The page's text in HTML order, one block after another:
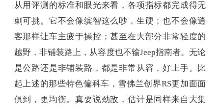
从用评测的标准和眼光来看，各项指标都完成得无
刺可挑。它不会像缤智这么吵，生硬；也不会像逍
客那样让车主疲于操控；甚至在大部分非常轻度的
越野，非铺装路上，从容度也不输Jeep指南者。无论
是公路还是非铺装路，都是非常从容，好上手。比
起上述的那些特色偏科车，雪佛兰创界RS更加面面
俱到，更均衡。真要说劲敌，估计是同样来自大集